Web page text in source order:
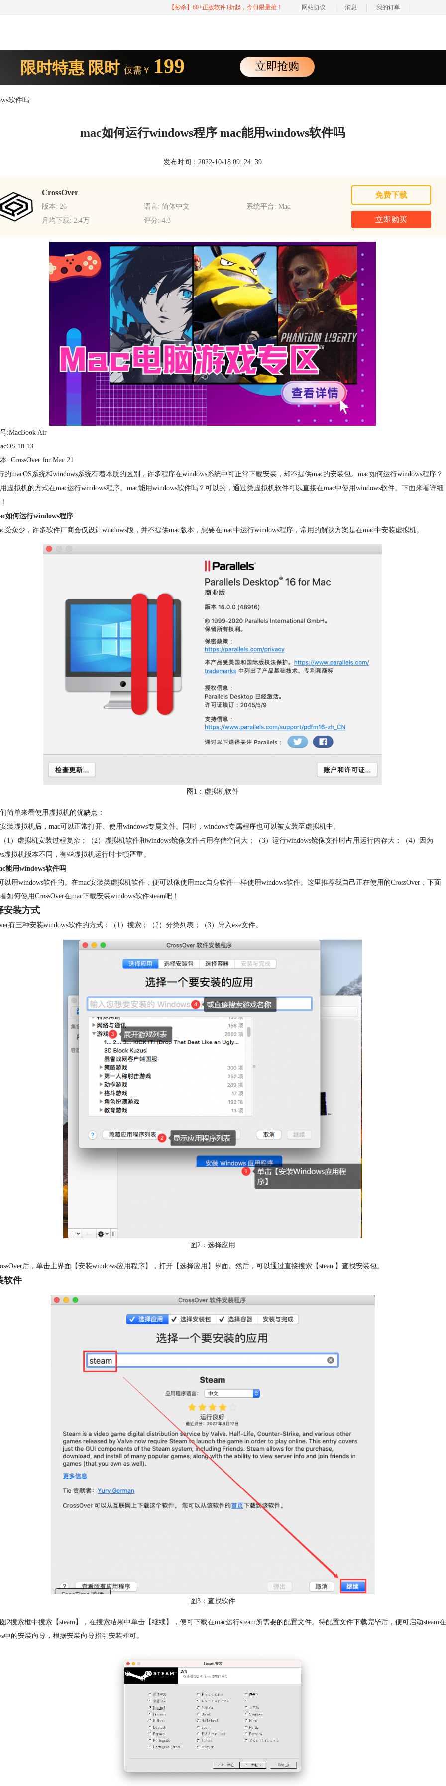
【秒杀】60+正版软件1折起，今日限量抢！ 网站协议 消息 我的订单
限时特惠 限时 仅需￥ 199 立即抢购
软件吗
mac如何运行windows程序 mac能用windows软件吗
发布时间：2022-10-18 09: 24: 39
CrossOver
版本: 26 语言: 简体中文
系统平台: Mac
月均下载: 2.4万
评分: 4.3
免费下载
立即购买
:MacBook Air
10.13
: CrossOver for Mac 21
的macOS系统和windows系统有着本质的区别，许多程序在windows系统中可正常下载安装，却不提供mac的安装包。mac如何运行windows程序？
虚拟机的方式在mac运行windows程序。mac能用windows软件吗？可以的，通过类虚拟机软件可以直接在mac中使用windows软件。下面来看详细
如何运行windows程序
受众少，许多软件厂商会仅设计windows版，并不提供mac版本，想要在mac中运行windows程序，常用的解决方案是在mac中安装虚拟机。
图1：虚拟机软件
简单来看使用虚拟机的优缺点：
安装虚拟机后，mac可以正常打开、使用windows专属文件。同时，windows专属程序也可以被安装至虚拟机中。
（1）虚拟机安装过程复杂；（2）虚拟机软件和windows镜像文件占用存储空间大；（3）运行windows镜像文件时占用运行内存大；（4）因为
虚拟机版本不同，有些虚拟机运行时卡顿严重。
能用windows软件吗
以用windows软件的。在mac安装类虚拟机软件，便可以像使用mac自身软件一样使用windows软件。这里推荐我自己正在使用的CrossOver，下面
如何使用CrossOver在mac下载安装windows软件steam吧！
安装方式
有三种安装windows软件的方式：（1）搜索；（2）分类列表；（3）导入exe文件。
图2：选择应用
后，单击主界面【安装windows应用程序】，打开【选择应用】界面。然后，可以通过直接搜索【steam】查找安装包。
软件
图3：查找软件
2搜索框中搜索【steam】，在搜索结果中单击【继续】，便可下载在mac运行steam所需要的配置文件。待配置文件下载完毕后，便可启动steam在
中的安装向导，根据安装向导指引安装即可。